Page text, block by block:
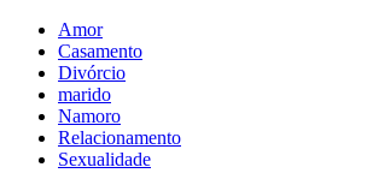
Amor
Casamento
Divórcio
marido
Namoro
Relacionamento
Sexualidade